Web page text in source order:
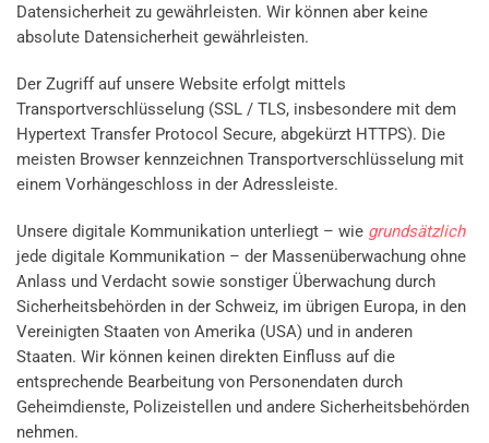
Datensicherheit zu gewährleisten. Wir können aber keine
absolute Datensicherheit gewährleisten.
Der Zugriff auf unsere Website erfolgt mittels
Transportverschlüsselung (SSL / TLS, insbesondere mit dem
Hypertext Transfer Protocol Secure, abgekürzt HTTPS). Die
meisten Browser kennzeichnen Transportverschlüsselung mit
einem Vorhängeschloss in der Adressleiste.
Unsere digitale Kommunikation unterliegt – wie grundsätzlich
jede digitale Kommunikation – der Massenüberwachung ohne
Anlass und Verdacht sowie sonstiger Überwachung durch
Sicherheitsbehörden in der Schweiz, im übrigen Europa, in den
Vereinigten Staaten von Amerika (USA) und in anderen
Staaten. Wir können keinen direkten Einfluss auf die
entsprechende Bearbeitung von Personendaten durch
Geheimdienste, Polizeistellen und andere Sicherheitsbehörden
nehmen.